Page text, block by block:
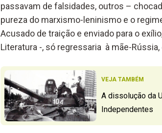
passavam de falsidades, outros –
pureza do marxismo-leninismo e o
Acusado de traição e enviado para o
Literatura -, só regressaria à mãe-
VEJA TAMBÉM
A dissolução da
Independentes